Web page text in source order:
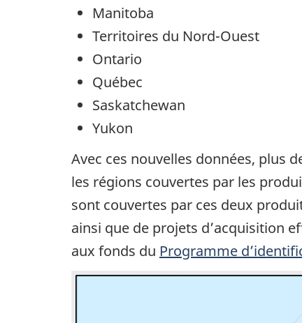
Manitoba
Territoires du Nord-Ouest
Ontario
Québec
Saskatchewan
Yukon
Avec ces nouvelles données, plus
les régions couvertes par les
sont couvertes par ces deux
ainsi que de projets d’acquisition
aux fonds du Programme